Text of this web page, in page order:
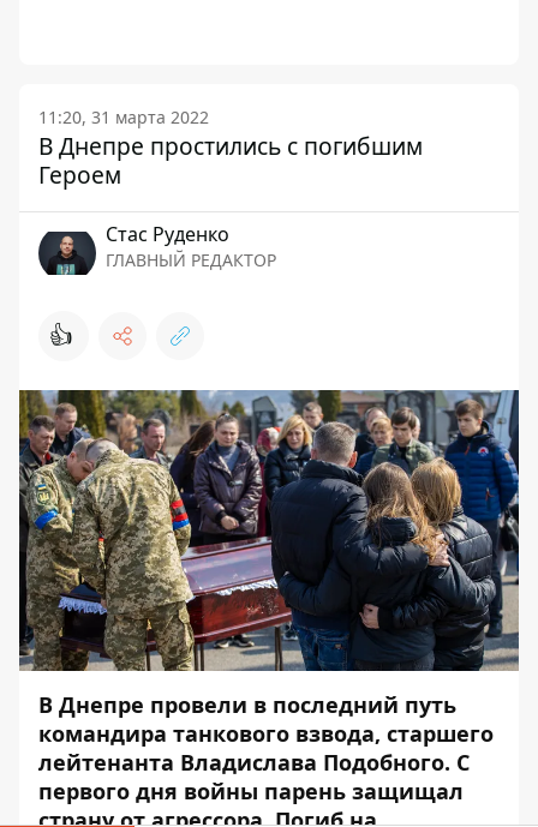
11:20, 31 марта 2022
В Днепре простились с погибшим
Героем
Стаc Руденко
ГЛАВНЫЙ РЕДАКТОР
👍
В Днепре провели в последний путь
командира танкового взвода, старшего
лейтенанта Владислава Подобного. С
первого дня войны парень защищал
страну от агрессора. Погиб на